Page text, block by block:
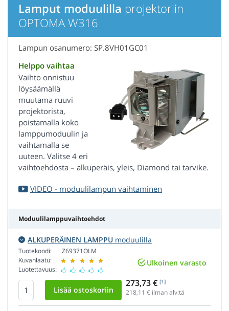
Lamput moduulilla projektoriin
OPTOMA W316
Lampun osanumero: SP.8VH01GC01
Helppo vaihtaa
Vaihto onnistuu
löysäämällä
muutama ruuvi
projektorista,
poistamalla koko
lamppumoduulin ja
vaihtamalla se
uuteen. Valitse 4 eri
vaihtoehdosta – alkuperäis, yleis, Diamond tai tarvike.
VIDEO - moduulilampun vaihtaminen
Moduulilamppuvaihtoehdot
ALKUPERÄINEN LAMPPU moduulilla
Tuotekoodi:
Kuvanlaatu:
Luotettavuus:
Z69371OLM
Ulkoinen varasto
273,73 € [1]
218,11 € ilman alv:tä